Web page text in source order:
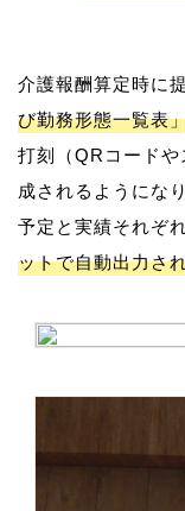
介護報酬算定時に
び勤務形態一覧表
打刻（QRコード
成されるようにな
予定と実績それぞ
ットで自動出力さ